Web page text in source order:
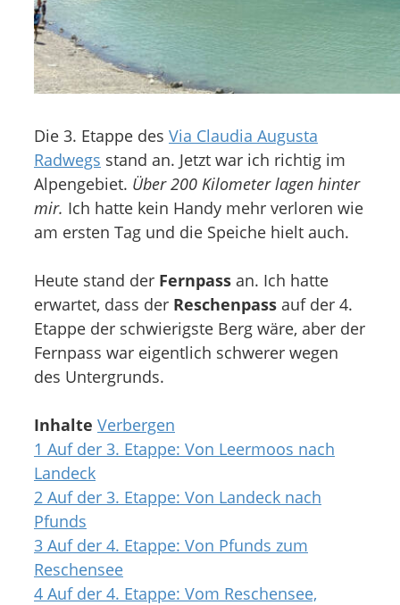
Die 3. Etappe des Via Claudia Augusta
Radwegs stand an. Jetzt war ich richtig im
Alpengebiet. Über 200 Kilometer lagen hinter
mir. Ich hatte kein Handy mehr verloren wie
am ersten Tag und die Speiche hielt auch.
Heute stand der Fernpass an. Ich hatte
erwartet, dass der Reschenpass auf der 4.
Etappe der schwierigste Berg wäre, aber der
Fernpass war eigentlich schwerer wegen
des Untergrunds.
Inhalte Verbergen
1 Auf der 3. Etappe: Von Leermoos nach
Landeck
2 Auf der 3. Etappe: Von Landeck nach
Pfunds
3 Auf der 4. Etappe: Von Pfunds zum
Reschensee
4 Auf der 4. Etappe: Vom Reschensee,